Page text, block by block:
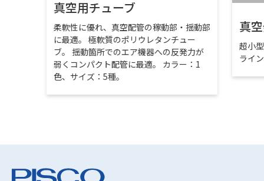
真空用チューブ
柔軟性に優れ、真空配管の稼動部・揺動部
に最適。 極軟質のポリウレタンチュー
ブ。 揺動箇所でのエア機器への反発力が
弱くコンパクト配管に最適。 カラー：1
色、サイズ：5種。
真
超小
ライ